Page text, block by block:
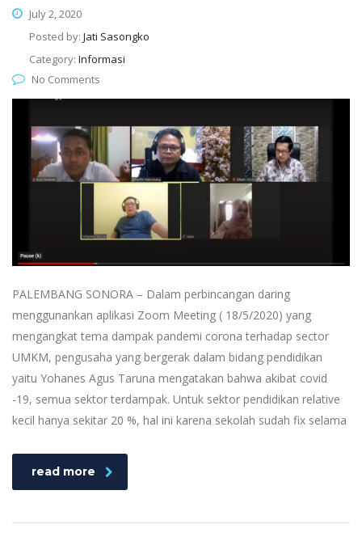
July 2, 2020
Posted by: Jati Sasongko
Category: Informasi
No Comments
PALEMBANG SONORA – Dalam perbincangan daring
menggunankan aplikasi Zoom Meeting ( 18/5/2020) yang
mengangkat tema dampak pandemi corona terhadap sector
UMKM, pengusaha yang bergerak dalam bidang pendidikan
yaitu Yohanes Agus Taruna mengatakan bahwa akibat covid
-19, semua sektor terdampak. Untuk sektor pendidikan relative
kecil hanya sekitar 20 %, hal ini karena sekolah sudah fix selama
read more